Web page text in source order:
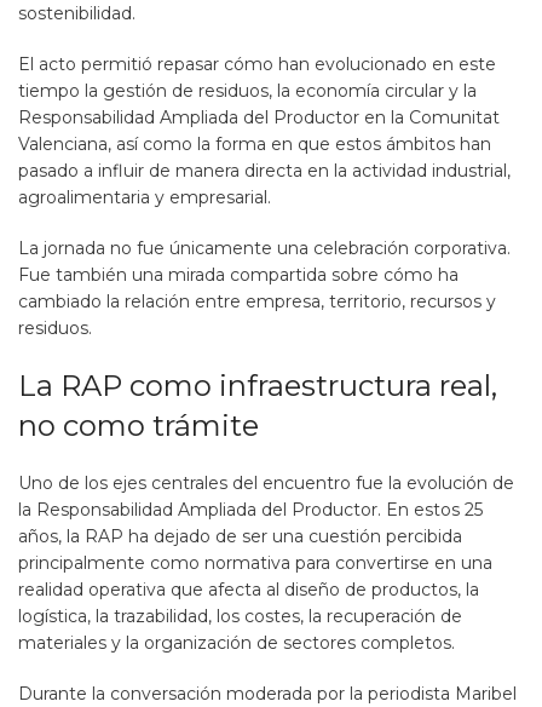
sostenibilidad.
El acto permitió repasar cómo han evolucionado en este
tiempo la gestión de residuos, la economía circular y la
Responsabilidad Ampliada del Productor en la Comunitat
Valenciana, así como la forma en que estos ámbitos han
pasado a influir de manera directa en la actividad industrial,
agroalimentaria y empresarial.
La jornada no fue únicamente una celebración corporativa.
Fue también una mirada compartida sobre cómo ha
cambiado la relación entre empresa, territorio, recursos y
residuos.
La RAP como infraestructura real,
no como trámite
Uno de los ejes centrales del encuentro fue la evolución de
la Responsabilidad Ampliada del Productor. En estos 25
años, la RAP ha dejado de ser una cuestión percibida
principalmente como normativa para convertirse en una
realidad operativa que afecta al diseño de productos, la
logística, la trazabilidad, los costes, la recuperación de
materiales y la organización de sectores completos.
Durante la conversación moderada por la periodista Maribel